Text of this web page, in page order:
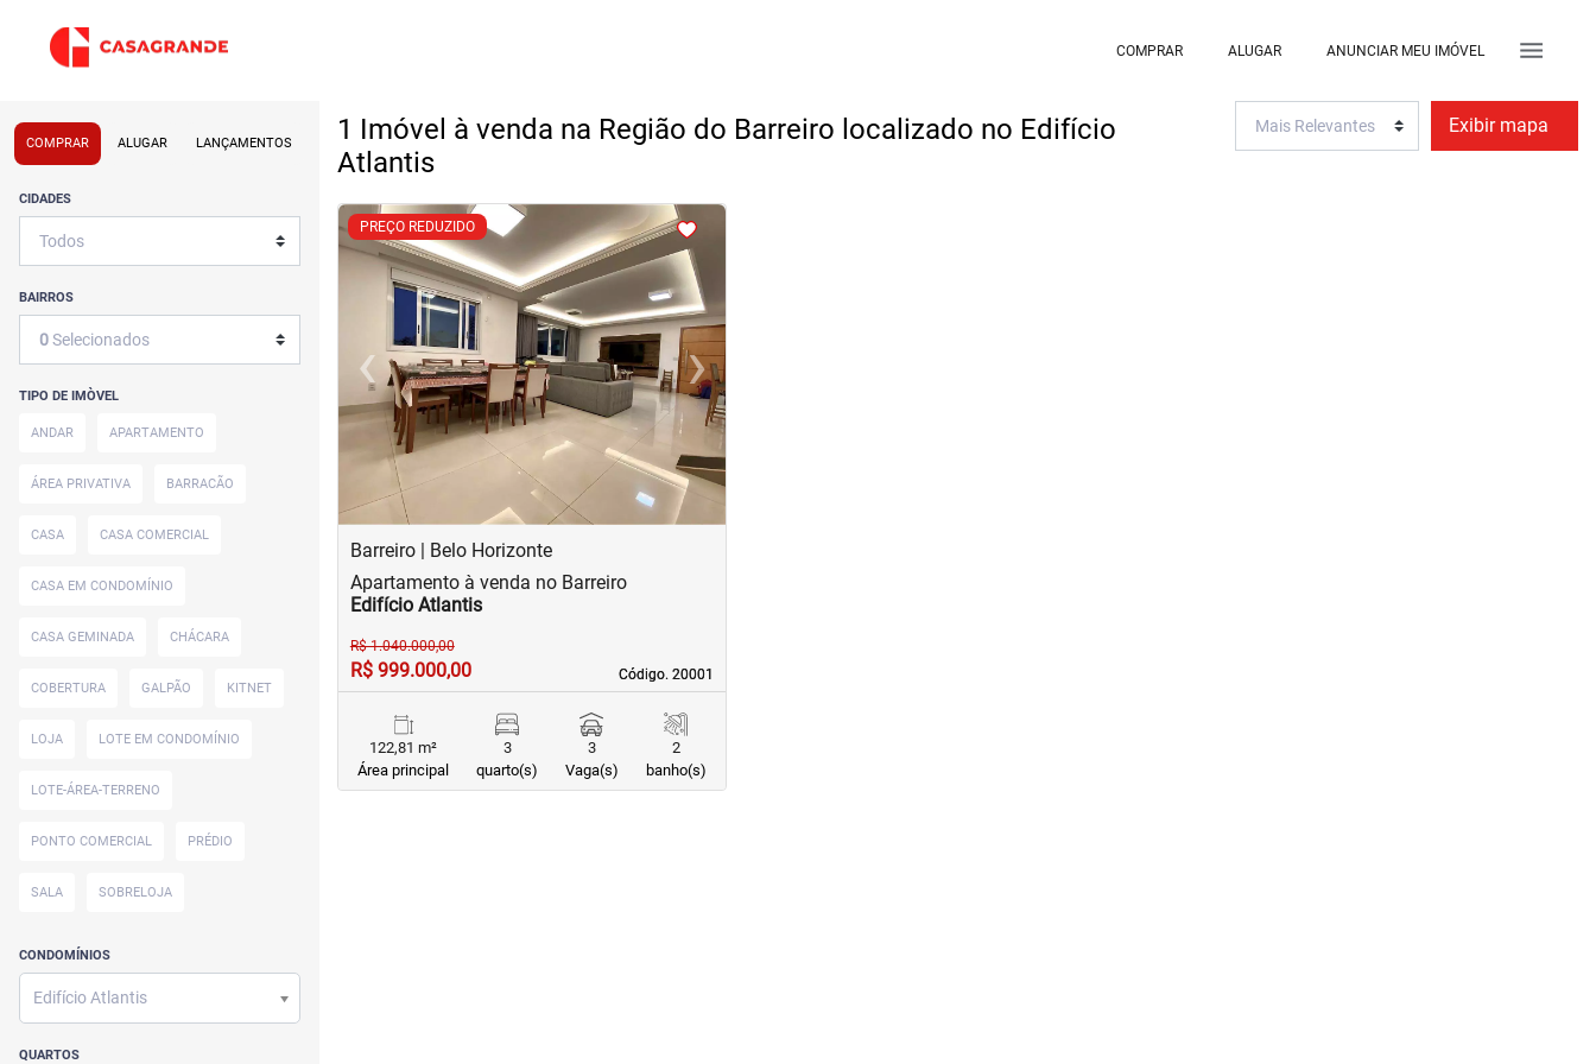
COMPRAR ALUGAR ANUNCIAR MEU IMÓVEL
COMPRAR ALUGAR LANÇAMENTOS
CIDADES
BAIRROS
0Selecionados
TIPO DE IMÒVEL
ANDAR APARTAMENTO
ÁREA PRIVATIVA BARRACÃO
CASA CASA COMERCIAL
CASA EM CONDOMÍNIO
CASA GEMINADA CHÁCARA
COBERTURA GALPÃO KITNET
LOJA LOTE EM CONDOMÍNIO
LOTE-ÁREA-TERRENO
PONTO COMERCIAL PRÉDIO
SALA SOBRELOJA
CONDOMÍNIOS
Edifício Atlantis
QUARTOS
1 Imóvel à venda na Região do Barreiro localizado no Edifício
Atlantis
Exibir mapa
PREÇO REDUZIDO
< <<<
‹
Previous ›Next
Barreiro | Belo Horizonte
Código. 20001
Código. 20001
Apartamento à venda no Barreiro
Edifício Atlantis
R$ 1.040.000,00
R$ 999.000,00
122,81 m²
Área principal
3
quarto(s)
3
Vaga(s)
2
banho(s)